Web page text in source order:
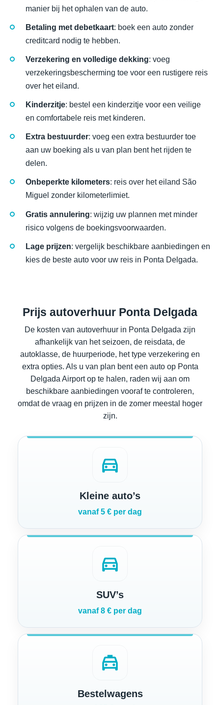
manier bij het ophalen van de auto.
Betaling met debetkaart: boek een auto zonder
creditcard nodig te hebben.
Verzekering en volledige dekking: voeg
verzekeringsbescherming toe voor een rustigere reis
over het eiland.
Kinderzitje: bestel een kinderzitje voor een veilige
en comfortabele reis met kinderen.
Extra bestuurder: voeg een extra bestuurder toe
aan uw boeking als u van plan bent het rijden te
delen.
Onbeperkte kilometers: reis over het eiland São
Miguel zonder kilometerlimiet.
Gratis annulering: wijzig uw plannen met minder
risico volgens de boekingsvoorwaarden.
Lage prijzen: vergelijk beschikbare aanbiedingen en
kies de beste auto voor uw reis in Ponta Delgada.
Prijs autoverhuur Ponta Delgada
De kosten van autoverhuur in Ponta Delgada zijn
afhankelijk van het seizoen, de reisdata, de
autoklasse, de huurperiode, het type verzekering en
extra opties. Als u van plan bent een auto op Ponta
Delgada Airport op te halen, raden wij aan om
beschikbare aanbiedingen vooraf te controleren,
omdat de vraag en prijzen in de zomer meestal hoger
zijn.
directions_car
Kleine auto’s
vanaf 5 € per dag
directions_car
SUV’s
vanaf 8 € per dag
local_taxi
Bestelwagens